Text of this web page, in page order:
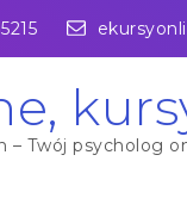
Twój psycholog